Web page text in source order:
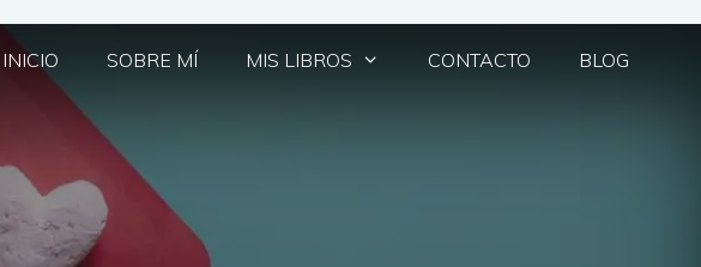
INICIO SOBRE MÍ MIS LIBROS CONTACTO BLOG